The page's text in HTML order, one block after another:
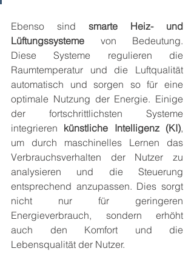
Ebenso sind smarte Heiz- und
Lüftungssysteme von Bedeutung.
Diese Systeme regulieren die
Raumtemperatur und die Luftqualität
automatisch und sorgen so für eine
optimale Nutzung der Energie. Einige
der fortschrittlichsten Systeme
integrieren künstliche Intelligenz (KI),
um durch maschinelles Lernen das
Verbrauchsverhalten der Nutzer zu
analysieren und die Steuerung
entsprechend anzupassen. Dies sorgt
nicht nur für geringeren
Energieverbrauch, sondern erhöht
auch den Komfort und die
Lebensqualität der Nutzer.